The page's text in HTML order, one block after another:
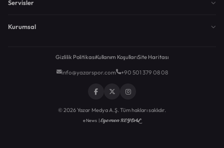
Servisler
Kurumsal
Gizlilik PolitikasıKullanım KoşullarıSite Haritası
info@yazarspor.com +90 501 379 08 08
© 2026 Yazar Medya A.Ş. Tüm hakları saklıdır.
eNews |Egemen KEYDAL